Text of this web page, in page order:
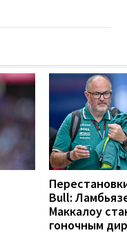
Bull:
Маккалоу
гоночным